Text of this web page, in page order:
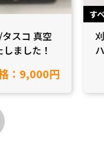
スコ 真空
ました！
：9,000円
す